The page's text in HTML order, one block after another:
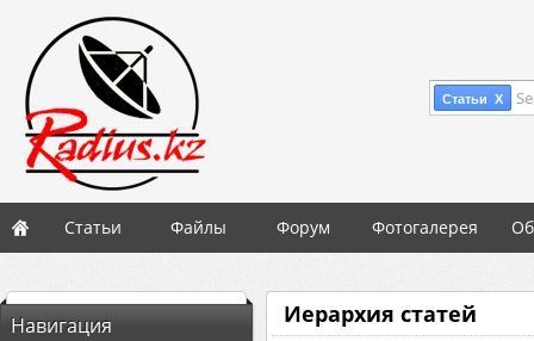
Статьи X
Статьи Файлы Форум Фотогалерея
Навигация
Иерархия статей